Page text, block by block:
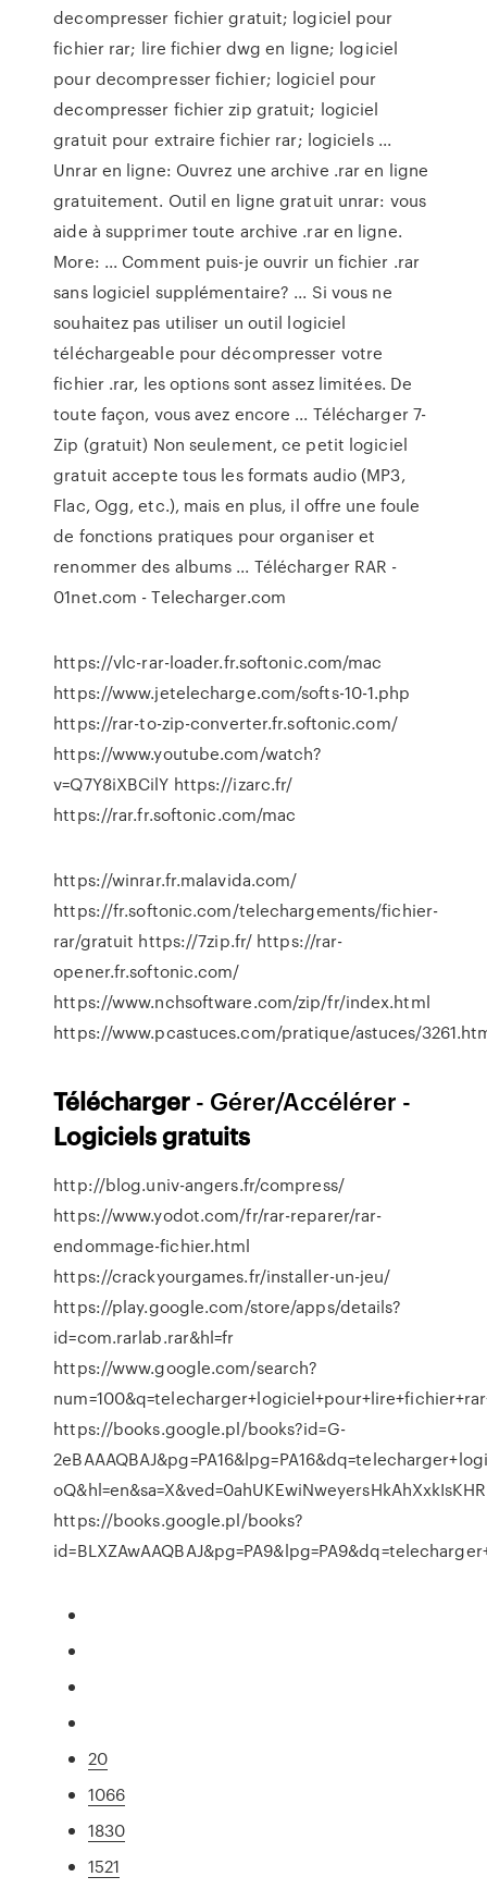
decompresser fichier gratuit; logiciel pour
fichier rar; lire fichier dwg en ligne; logiciel
pour decompresser fichier; logiciel pour
decompresser fichier zip gratuit; logiciel
gratuit pour extraire fichier rar; logiciels ...
Unrar en ligne: Ouvrez une archive .rar en ligne
gratuitement. Outil en ligne gratuit unrar: vous
aide à supprimer toute archive .rar en ligne.
More: ... Comment puis-je ouvrir un fichier .rar
sans logiciel supplémentaire? ... Si vous ne
souhaitez pas utiliser un outil logiciel
téléchargeable pour décompresser votre
fichier .rar, les options sont assez limitées. De
toute façon, vous avez encore ... Télécharger 7-
Zip (gratuit) Non seulement, ce petit logiciel
gratuit accepte tous les formats audio (MP3,
Flac, Ogg, etc.), mais en plus, il offre une foule
de fonctions pratiques pour organiser et
renommer des albums ... Télécharger RAR -
01net.com - Telecharger.com
https://vlc-rar-loader.fr.softonic.com/mac
https://www.jetelecharge.com/softs-10-1.php
https://rar-to-zip-converter.fr.softonic.com/
https://www.youtube.com/watch?
v=Q7Y8iXBCilY https://izarc.fr/
https://rar.fr.softonic.com/mac
https://winrar.fr.malavida.com/
https://fr.softonic.com/telechargements/fichier-
rar/gratuit https://7zip.fr/ https://rar-
opener.fr.softonic.com/
https://www.nchsoftware.com/zip/fr/index.html
https://www.pcastuces.com/pratique/astuces/
Télécharger - Gérer/Accélérer -
Logicielsgratuits
http://blog.univ-angers.fr/compress/
https://www.yodot.com/fr/rar-reparer/rar-
endommage-fichier.html
https://crackyourgames.fr/installer-un-jeu/
https://play.google.com/store/apps/details?
id=com.rarlab.rar&hl=fr
https://www.google.com/search?
https://books.google.pl/books?id=G-
https://books.google.pl/books?
20
1066
1830
1521